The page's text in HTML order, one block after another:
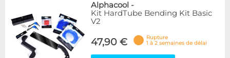
Alphacool -
Kit HardTube Bending Kit Basic
V2
47,90 €
Rupture
1 à 2 semaines de délai